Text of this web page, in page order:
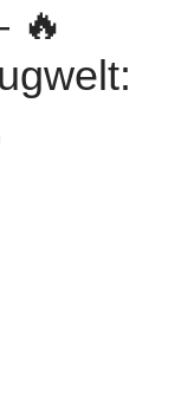
🔥